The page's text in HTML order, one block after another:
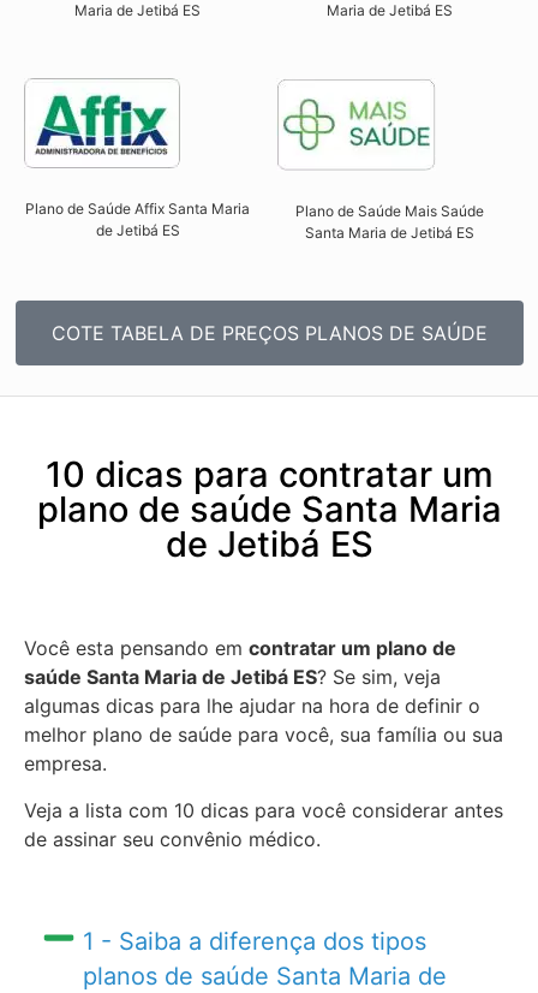
Maria de Jetibá ES​
Maria de Jetibá ES​
Plano de Saúde Affix Santa Maria
de Jetibá ES​
Plano de Saúde Mais Saúde
Santa Maria de Jetibá ES​
COTE TABELA DE PREÇOS PLANOS DE SAÚDE
10 dicas para contratar um
plano de saúde Santa Maria
de Jetibá ES
Você esta pensando em contratar um plano de
saúde Santa Maria de Jetibá ES? Se sim, veja
algumas dicas para lhe ajudar na hora de definir o
melhor plano de saúde para você, sua família ou sua
empresa.
Veja a lista com 10 dicas para você considerar antes
de assinar seu convênio médico.
1 - Saiba a diferença dos tipos
planos de saúde Santa Maria de